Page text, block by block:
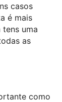
casos
é mais
uma
as
como